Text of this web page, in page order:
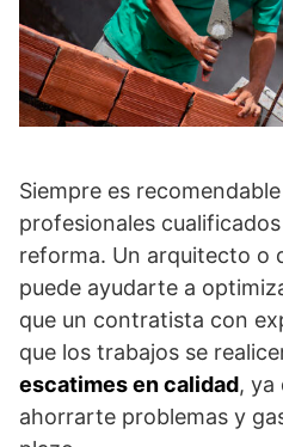
Siempre es
profesionales
reforma. Un arquitecto o
puede ayudarte a
que un contratista con
que los trabajos se
escatimes en calidad, ya
ahorrarte problemas y